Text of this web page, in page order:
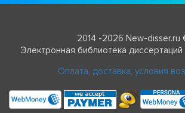
2014 -2026 New-disser.ru
Электронная библиотека
Оплата, доставка, условия